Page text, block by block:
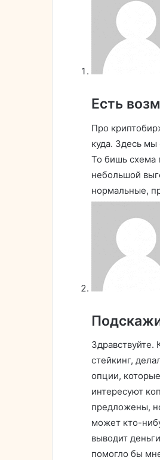
Есть
Про
куда. Здесь
То бишь схема
небольшой
нормальные,
Здравствуйте.
стейкинг,
опции,
интересуют
предложены,
может кто-
выводит
помогло бы